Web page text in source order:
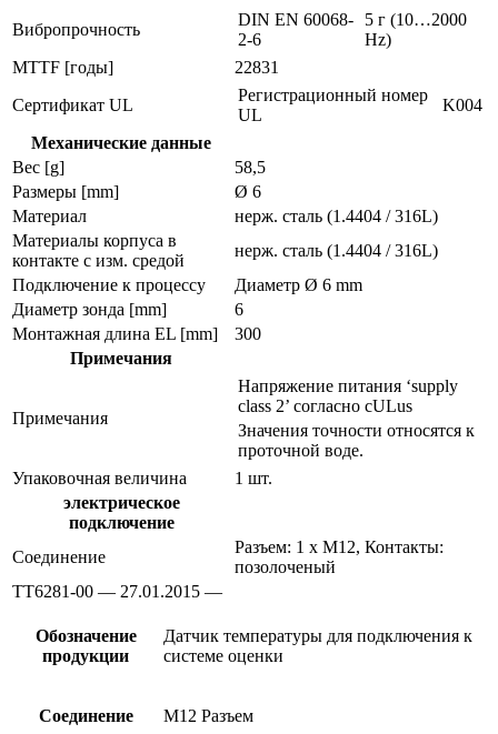
Вибропрочность
DIN EN 60068-
2-6
5 г (10…2000
Hz)
MTTF [годы]
22831
Сертификат UL
Регистрационный номер
UL
K004
Механические данные
Вес [g]
58,5
Размеры [mm]
Ø 6
Материал
нерж. сталь (1.4404 / 316L)
Материалы корпуса в
контакте с изм. средой
нерж. сталь (1.4404 / 316L)
Подключение к процессу
Диаметр Ø 6 mm
Диаметр зонда [mm]
6
Монтажная длина EL [mm]
300
Примечания
Примечания
Напряжение питания ‘supply
class 2’ согласно cULus
Значения точности относятся к
проточной воде.
Упаковочная величина
1 шт.
электрическое
подключение
Соединение
Разъем: 1 x M12, Контакты:
позолоченый
TT6281-00 — 27.01.2015 —
Обозначение
продукции
Датчик температуры для подключения к
системе оценки
Соединение M12 Разъем